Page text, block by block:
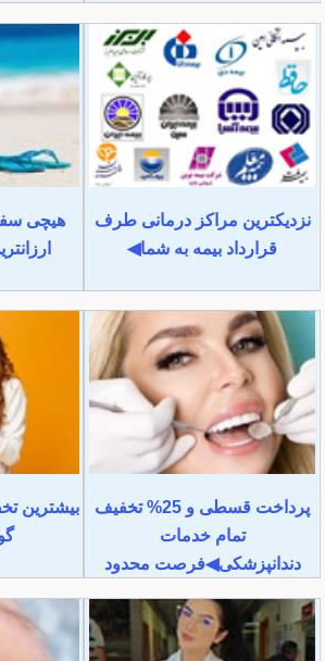
نزدیکترین مراکز درمانی طرف
قرارداد بیمه به شما◀
هیچی
پرداخت قسطی و 25% تخفیف
تمام خدمات
دندانپزشکی◀فرصت محدود
بیشترین